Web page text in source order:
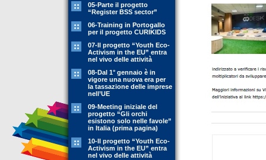
05-Parte il progetto
“Register BSS sector”
06-Training in Portogallo
per il progetto CURIKIDS
07-Il progetto “Youth Eco-
Activism in the EU” entra
nel vivo delle attività
08-Dal 1° gennaio è in
vigore una nuova era per
la tassazione delle imprese
nell’UE
09-Meeting iniziale del
progetto “Gli orchi
esistono solo nelle favole”
in Italia (prima pagina)
10-Il progetto “Youth Eco-
Activism in the EU” entra
nel vivo delle attività